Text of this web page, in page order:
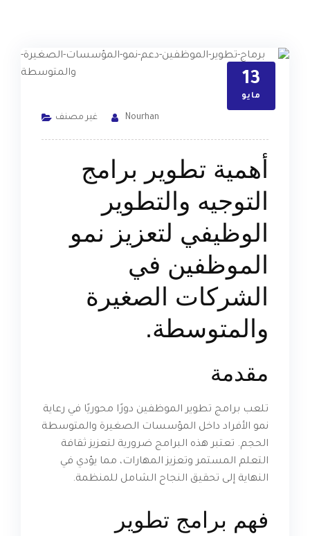
13
مايو
Nourhan غير مصنف
أهمية تطوير برامج
التوجيه والتطوير
الوظيفي لتعزيز نمو
الموظفين في
الشركات الصغيرة
والمتوسطة.
مقدمة
تلعب برامج تطوير الموظفين دورًا محوريًا في رعاية
نمو الأفراد داخل المؤسسات الصغيرة والمتوسطة
الحجم. تعتبر هذه البرامج ضرورية لتعزيز ثقافة
التعلم المستمر وتعزيز المهارات، مما يؤدي في
النهاية إلى تحقيق النجاح الشامل للمنظمة.
فهم برامج تطوير